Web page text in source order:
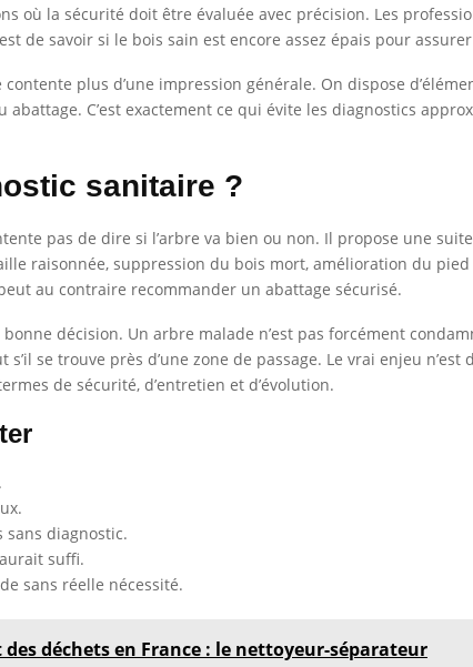
où la sécurité doit être évaluée avec précision. Les
de savoir si le bois sain est encore assez épais pour
contente plus d’une impression générale. On dispose
C’est exactement ce qui évite les diagnostics
sanitaire ?
pas de dire si l’arbre va bien ou non. Il propose une
raisonnée, suppression du bois mort, amélioration du
au contraire recommander un abattage sécurisé.
décision. Un arbre malade n’est pas forcément
se trouve près d’une zone de passage. Le vrai enjeu n’est
de sécurité, d’entretien et d’évolution.
sans diagnostic.
suffi.
sans réelle nécessité.
déchets en France : le nettoyeur-séparateur